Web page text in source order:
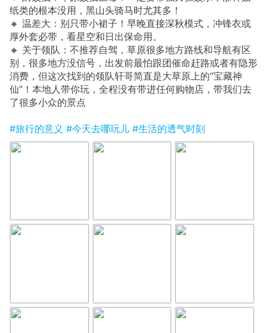
纸类的根本没用，黑山头骑马时尤其多！
🔸 温差大：别只带小裙子！早晚直接深秋模式，冲锋衣或
厚外套必带，看星空和日出保命用。
🔸 关于领队：不推荐自驾，草原很多地方路线和导航有区
别，很多地方没信号，出发前最怕跟团催命赶路或者有隐形
消费，但这次找到的领队轩哥简直是大草原上的“宝藏神
仙”！本地人带你玩，全程没有带进任何购物店，带我们去
了很多小众的景点
#旅行的意义 #今天去哪玩儿 #生活的透气时刻